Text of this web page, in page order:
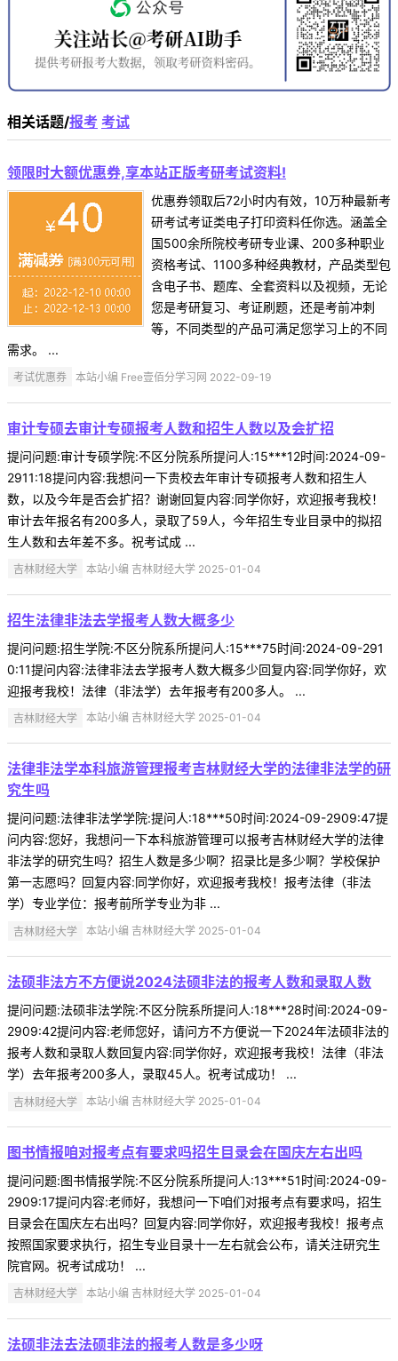
相关话题/报考 考试
领限时大额优惠券,享本站正版考研考试资料!
优惠券领取后72小时内有效，10万种最新考
研考试考证类电子打印资料任你选。涵盖全
国500余所院校考研专业课、200多种职业
资格考试、1100多种经典教材，产品类型包
含电子书、题库、全套资料以及视频，无论
您是考研复习、考证刷题，还是考前冲刺
等，不同类型的产品可满足您学习上的不同
需求。 ...
考试优惠券 本站小编 Free壹佰分学习网 2022-09-19
审计专硕去审计专硕报考人数和招生人数以及会扩招
提问问题:审计专硕学院:不区分院系所提问人:15***12时间:2024-09-
2911:18提问内容:我想问一下贵校去年审计专硕报考人数和招生人
数，以及今年是否会扩招？谢谢回复内容:同学你好，欢迎报考我校！
审计去年报名有200多人，录取了59人，今年招生专业目录中的拟招
生人数和去年差不多。祝考试成 ...
吉林财经大学 本站小编 吉林财经大学 2025-01-04
招生法律非法去学报考人数大概多少
提问问题:招生学院:不区分院系所提问人:15***75时间:2024-09-291
0:11提问内容:法律非法去学报考人数大概多少回复内容:同学你好，欢
迎报考我校！法律（非法学）去年报考有200多人。 ...
吉林财经大学 本站小编 吉林财经大学 2025-01-04
法律非法学本科旅游管理报考吉林财经大学的法律非法学的研
究生吗
提问问题:法律非法学学院:提问人:18***50时间:2024-09-2909:47提
问内容:您好，我想问一下本科旅游管理可以报考吉林财经大学的法律
非法学的研究生吗？招生人数是多少啊？招录比是多少啊？学校保护
第一志愿吗？回复内容:同学你好，欢迎报考我校！报考法律（非法
学）专业学位：报考前所学专业为非 ...
吉林财经大学 本站小编 吉林财经大学 2025-01-04
法硕非法方不方便说2024法硕非法的报考人数和录取人数
提问问题:法硕非法学院:不区分院系所提问人:18***28时间:2024-09-
2909:42提问内容:老师您好，请问方不方便说一下2024年法硕非法的
报考人数和录取人数回复内容:同学你好，欢迎报考我校！法律（非法
学）去年报考200多人，录取45人。祝考试成功！ ...
吉林财经大学 本站小编 吉林财经大学 2025-01-04
图书情报咱对报考点有要求吗招生目录会在国庆左右出吗
提问问题:图书情报学院:不区分院系所提问人:13***51时间:2024-09-
2909:17提问内容:老师好，我想问一下咱们对报考点有要求吗，招生
目录会在国庆左右出吗？回复内容:同学你好，欢迎报考我校！报考点
按照国家要求执行，招生专业目录十一左右就会公布，请关注研究生
院官网。祝考试成功！ ...
吉林财经大学 本站小编 吉林财经大学 2025-01-04
法硕非法去法硕非法的报考人数是多少呀